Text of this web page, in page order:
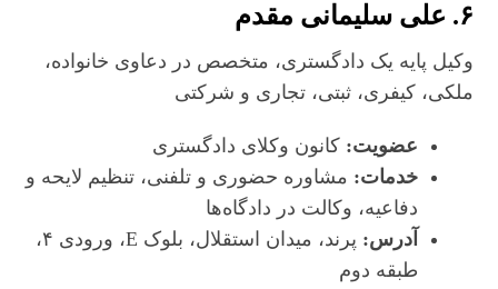
۶. علی سلیمانی مقدم
وکیل پایه یک دادگستری، متخصص در دعاوی خانواده،
ملکی، کیفری، ثبتی، تجاری و شرکتی
عضویت: کانون وکلای دادگستری
خدمات: مشاوره حضوری و تلفنی، تنظیم لایحه و
دفاعیه، وکالت در دادگاه‌ها
آدرس:
پرند، میدان استقلال، بلوک E، ورودی ۴،
طبقه دوم